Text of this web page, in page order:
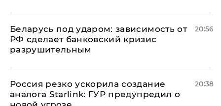
Беларусь под ударом: зависимость от
РФ сделает банковский кризис
разрушительным
20:56
​Россия резко ускорила создание
аналога Starlink: ГУР предупредил о
20:38